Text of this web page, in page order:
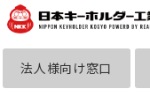
法人様向け窓口